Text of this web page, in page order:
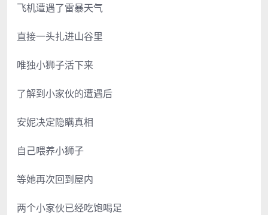
飞机遭遇了雷暴天气
直接一头扎进山谷里
唯独小狮子活下来
了解到小家伙的遭遇后
安妮决定隐瞒真相
自己喂养小狮子
等她再次回到屋内
两个小家伙已经吃饱喝足